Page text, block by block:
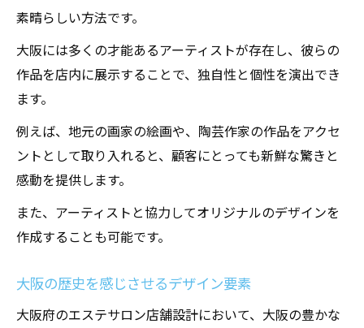
素晴らしい方法です。
大阪には多くの才能あるアーティストが存在し、彼らの
作品を店内に展示することで、独自性と個性を演出でき
ます。
例えば、地元の画家の絵画や、陶芸作家の作品をアクセ
ントとして取り入れると、顧客にとっても新鮮な驚きと
感動を提供します。
また、アーティストと協力してオリジナルのデザインを
作成することも可能です。
大阪の歴史を感じさせるデザイン要素
大阪府のエステサロン店舗設計において、大阪の豊かな